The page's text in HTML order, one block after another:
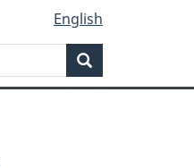
English